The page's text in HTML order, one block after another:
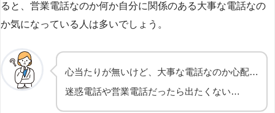
ると、営業電話なのか何か自分に関係のある大事な電話なの
か気になっている人は多いでしょう。
心当たりが無いけど、大事な電話なのか心配…
迷惑電話や営業電話だったら出たくない…